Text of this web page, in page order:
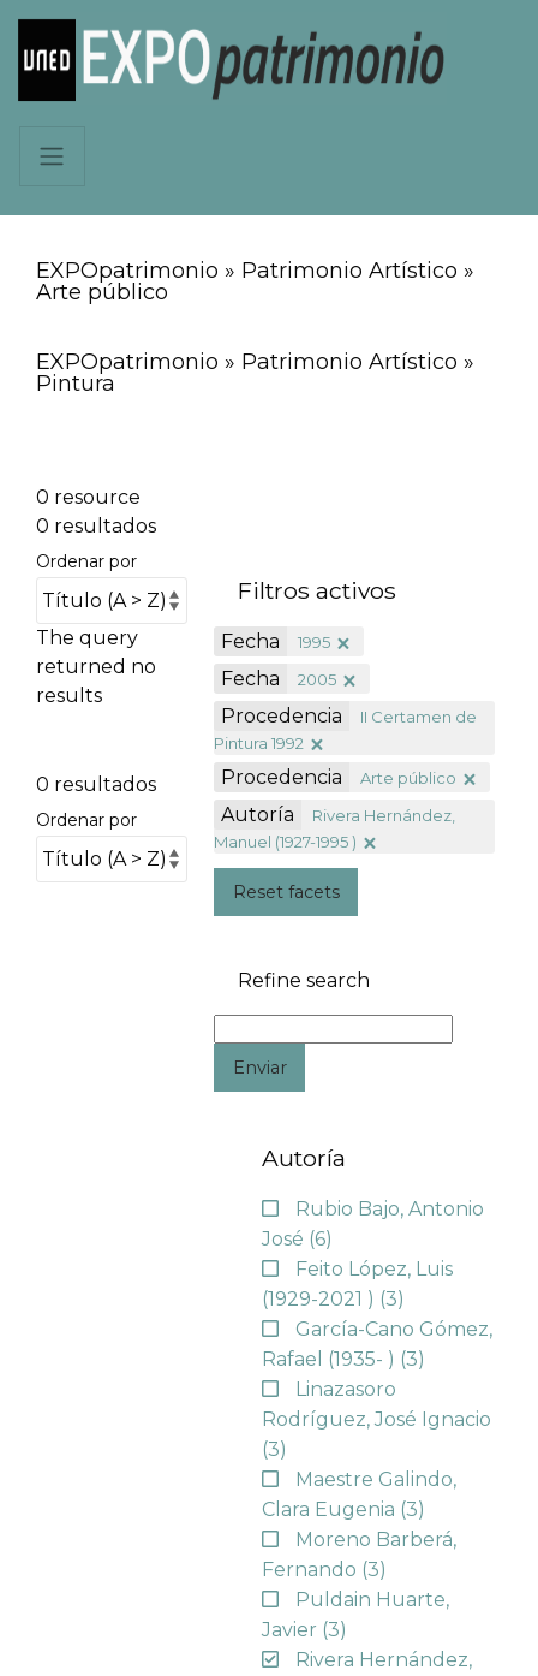
EXPOpatrimonio » Patrimonio Artístico »
Arte público
EXPOpatrimonio » Patrimonio Artístico »
Pintura
0 resource
0 resultados
Ordenar por
The query
returned no
results
0 resultados
Ordenar por
Filtros activos
Fecha 1995
Fecha 2005
Procedencia
II Certamen de
Pintura 1992
Procedencia Arte público
Autoría
Rivera Hernández,
Manuel (1927-1995 )
Reset facets
Refine search
Enviar
Autoría
Rubio Bajo, Antonio
José (6)
Feito López, Luis
(1929-2021 ) (3)
García-Cano Gómez,
Rafael (1935- ) (3)
Linazasoro
Rodríguez, José Ignacio
(3)
Maestre Galindo,
Clara Eugenia (3)
Moreno Barberá,
Fernando (3)
Puldain Huarte,
Javier (3)
Rivera Hernández,